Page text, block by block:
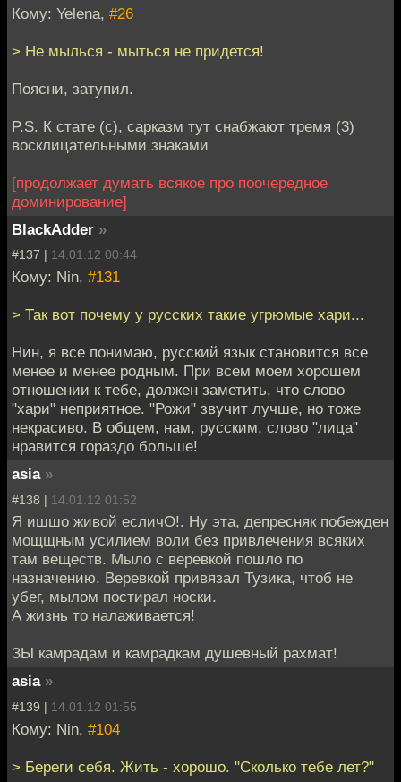
Кому: Yelena, #26
> Не мылься - мыться не придется!
Поясни, затупил.
P.S. К стате (с), сарказм тут снабжают тремя (3)
восклицательными знаками
[продолжает думать всякое про поочередное
доминирование]
BlackAdder »
#137 | 14.01.12 00:44
Кому: Nin, #131
> Так вот почему у русских такие угрюмые хари...
Нин, я все понимаю, русский язык становится все
менее и менее родным. При всем моем хорошем
отношении к тебе, должен заметить, что слово
"хари" неприятное. "Рожи" звучит лучше, но тоже
некрасиво. В общем, нам, русским, слово "лица"
нравится гораздо больше!
asia »
#138 | 14.01.12 01:52
Я ишшо живой есличО!. Ну эта, депресняк побежден
мощщным усилием воли без привлечения всяких
там веществ. Мыло с веревкой пошло по
назначению. Веревкой привязал Тузика, чтоб не
убег, мылом постирал носки.
А жизнь то налаживается!
ЗЫ камрадам и камрадкам душевный рахмат!
asia »
#139 | 14.01.12 01:55
Кому: Nin, #104
> Береги себя. Жить - хорошо. "Сколько тебе лет?"